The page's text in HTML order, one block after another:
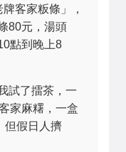
客家粄條」，
80元，湯頭
點到晚上8
試了擂茶，一
家麻糬，一盒
但假日人擠